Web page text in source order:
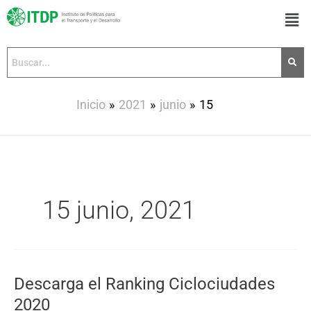
Inicio 2021 junio 15
15 junio, 2021
Descarga el Ranking Ciclociudades
2020
Descarga
el